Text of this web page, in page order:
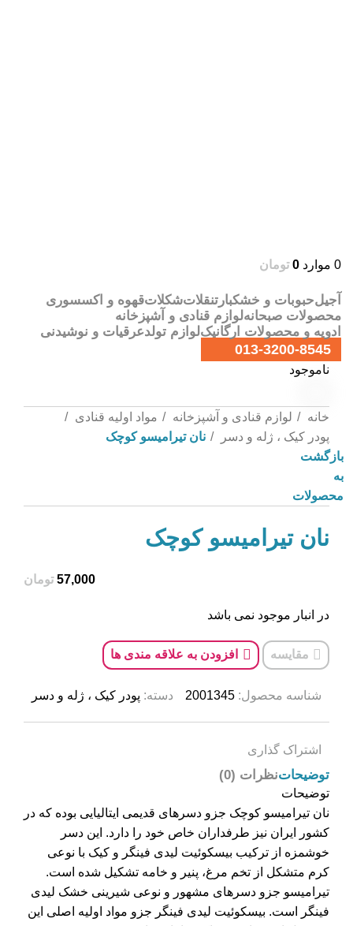
0 موارد 0 تومان
آجیلحبوبات و خشکبار تنقلاتشکلاتقهوه و اکسسوری
محصولات صبحانهلوازم قنادی و آشپزخانه
ادویه و محصولات ارگانیکلوازم تولدعرقیات و نوشیدنی
013-3200-8545
ناموجود
خانه لوازم قنادی و آشپزخانه
مواد اولیه قنادی
پودر کیک ، ژله و دسر
نان تیرامیسو کوچک
بازگشت
به
محصولات
نان تیرامیسو کوچک
57,000 تومان
در انبار موجود نمی باشد
مقایسه افزودن به علاقه مندی ها
شناسه محصول: 2001345 دسته: پودر کیک ، ژله و دسر
اشتراک گذاری
توضیحاتنظرات (0)
توضیحات
نان تیرامیسو کوچک جزو دسرهای قدیمی ایتالیایی بوده که در
کشور ایران نیز طرفداران خاص خود را دارد. این دسر
خوشمزه از ترکیب بیسکوئیت‌ لیدی فینگر و کیک با نوعی
کرم متشکل از تخم مرغ، پنیر و خامه تشکیل شده است.
تیرامیسو جزو دسرهای مشهور و نوعی شیرینی خشک لیدی
فینگر است. بیسکوئیت لیدی فینگر جزو مواد اولیه اصلی این